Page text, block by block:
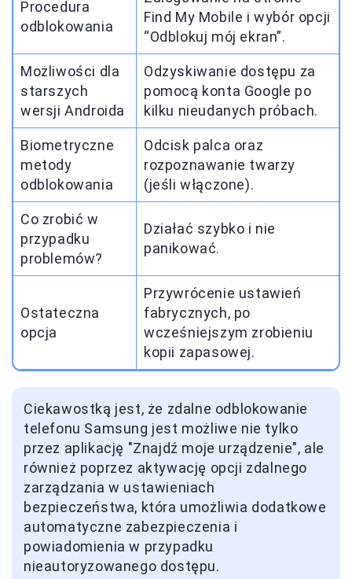
Procedura
odblokowania
Find My Mobile i wybór opcji
“Odblokuj mój ekran”.
Możliwości dla
starszych
wersji Androida
Odzyskiwanie dostępu za
pomocą konta Google po
kilku nieudanych próbach.
Biometryczne
metody
odblokowania
Odcisk palca oraz
rozpoznawanie twarzy
(jeśli włączone).
Co zrobić w
przypadku
problemów?
Działać szybko i nie
panikować.
Ostateczna
opcja
Przywrócenie ustawień
fabrycznych, po
wcześniejszym zrobieniu
kopii zapasowej.
Ciekawostką jest, że zdalne odblokowanie
telefonu Samsung jest możliwe nie tylko
przez aplikację "Znajdź moje urządzenie", ale
również poprzez aktywację opcji zdalnego
zarządzania w ustawieniach
bezpieczeństwa, która umożliwia dodatkowe
automatyczne zabezpieczenia i
powiadomienia w przypadku
nieautoryzowanego dostępu.